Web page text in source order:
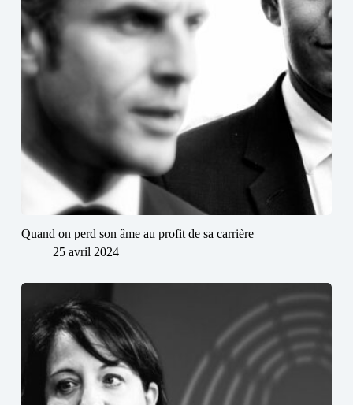
Quand on perd son âme au profit de sa carrière
25 avril 2024